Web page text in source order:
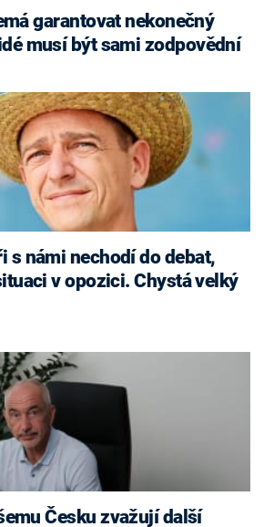
musí být sami zodpovědní
s námi nechodí do debat,
v opozici. Chystá velký